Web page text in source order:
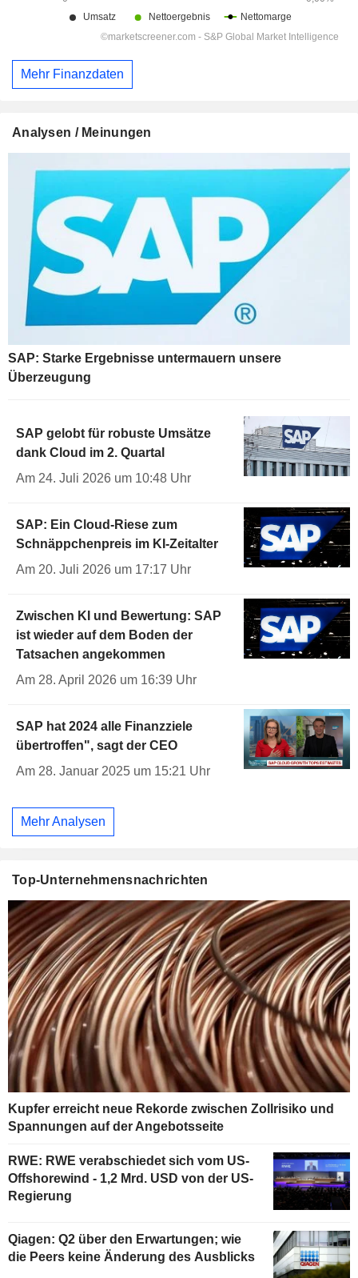
Mehr Finanzdaten
Analysen / Meinungen
SAP: Starke Ergebnisse untermauern unsere
Überzeugung
SAP gelobt für robuste Umsätze
dank Cloud im 2. Quartal
Am 24. Juli 2026 um 10:48 Uhr
SAP: Ein Cloud-Riese zum
Schnäppchenpreis im KI-Zeitalter
Am 20. Juli 2026 um 17:17 Uhr
Zwischen KI und Bewertung: SAP
ist wieder auf dem Boden der
Tatsachen angekommen
Am 28. April 2026 um 16:39 Uhr
SAP hat 2024 alle Finanzziele
übertroffen", sagt der CEO
Am 28. Januar 2025 um 15:21 Uhr
Mehr Analysen
Top-Unternehmensnachrichten
Kupfer erreicht neue Rekorde zwischen Zollrisiko und
Spannungen auf der Angebotsseite
RWE: RWE verabschiedet sich vom US-
Offshorewind - 1,2 Mrd. USD von der US-
Regierung
Qiagen: Q2 über den Erwartungen; wie
die Peers keine Änderung des Ausblicks